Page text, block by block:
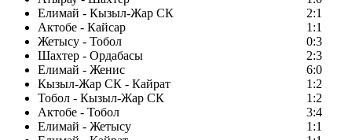
Елимай - Кызыл-Жар СК
2:1
Актобе - Кайсар
1:1
Жетысу - Тобол
0:3
Шахтер - Ордабасы
2:3
Елимай - Женис
6:0
Кызыл-Жар СК - Кайрат
1:2
Тобол - Кызыл-Жар СК
1:2
Актобе - Тобол
3:4
Елимай - Жетысу
1:1